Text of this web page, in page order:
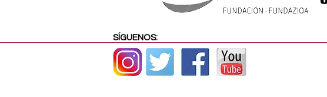
SÍGUENOS: